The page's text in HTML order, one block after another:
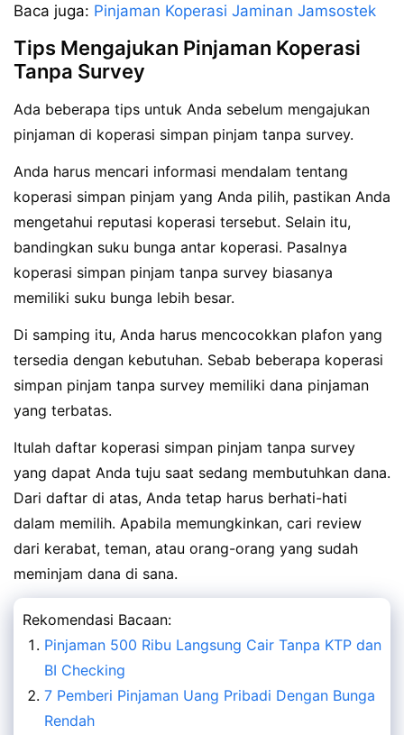
Baca juga: Pinjaman Koperasi Jaminan Jamsostek
Tips Mengajukan Pinjaman Koperasi
Tanpa Survey
Ada beberapa tips untuk Anda sebelum mengajukan
pinjaman di koperasi simpan pinjam tanpa survey.
Anda harus mencari informasi mendalam tentang
koperasi simpan pinjam yang Anda pilih, pastikan Anda
mengetahui reputasi koperasi tersebut. Selain itu,
bandingkan suku bunga antar koperasi. Pasalnya
koperasi simpan pinjam tanpa survey biasanya
memiliki suku bunga lebih besar.
Di samping itu, Anda harus mencocokkan plafon yang
tersedia dengan kebutuhan. Sebab beberapa koperasi
simpan pinjam tanpa survey memiliki dana pinjaman
yang terbatas.
Itulah daftar koperasi simpan pinjam tanpa survey
yang dapat Anda tuju saat sedang membutuhkan dana.
Dari daftar di atas, Anda tetap harus berhati-hati
dalam memilih. Apabila memungkinkan, cari review
dari kerabat, teman, atau orang-orang yang sudah
meminjam dana di sana.
Rekomendasi Bacaan:
Pinjaman 500 Ribu Langsung Cair Tanpa KTP dan
BI Checking
7 Pemberi Pinjaman Uang Pribadi Dengan Bunga
Rendah